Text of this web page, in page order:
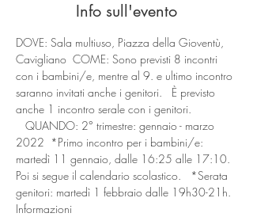
Info sull'evento
DOVE: Sala multiuso, Piazza della Gioventù,
Cavigliano  COME: Sono previsti 8 incontri
con i bambini/e, mentre al 9. e ultimo incontro
saranno invitati anche i genitori.   È previsto
anche 1 incontro serale con i genitori.
QUANDO: 2° trimestre: gennaio - marzo
2022  *Primo incontro per i bambini/e:
martedì 11 gennaio, dalle 16:25 alle 17:10.
Poi si segue il calendario scolastico.   *Serata
genitori: martedì 1 febbraio dalle 19h30-21h.
Informazioni